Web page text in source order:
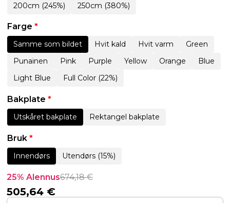
200cm (245%)
250cm (380%)
Farge *
Samme som bildet Hvit kald Hvit varm
Green
Punainen
Pink Purple Yellow Orange
Blue
Light Blue
Full Color (22%)
Bakplate *
Utskåret bakplate Rektangel bakplate
Bruk *
Innendørs Utendørs (15%)
25% Alennus674,18€
505,64 €